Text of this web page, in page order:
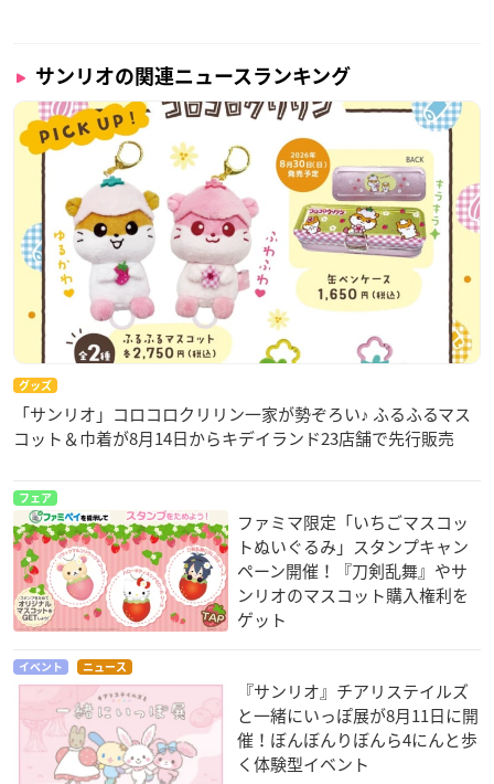
いすぎて食べるのがもったいない”と思ってしまうほど、キャ
ラクターの持つ愛らしさを表現した新感覚の和菓子のことで
す。
これまでに様々なキャラクターで商品を展開しており、そのか
わいらしさが話題となっています。
サンリオの関連ニュースランキング
グッズ
「サンリオ」コロコロクリリン一家が勢ぞろい♪ ふるふるマス
コット＆巾着が8月14日からキデイランド23店舗で先行販売
フェア
ファミマ限定「いちごマスコッ
トぬいぐるみ」スタンプキャン
ペーン開催！『刀剣乱舞』やサ
ンリオのマスコット購入権利を
ゲット
イベント ニュース
『サンリオ』チアリステイルズ
と一緒にいっぽ展が8月11日に開
催！ぼんぼんりぼんら4にんと歩
く体験型イベント